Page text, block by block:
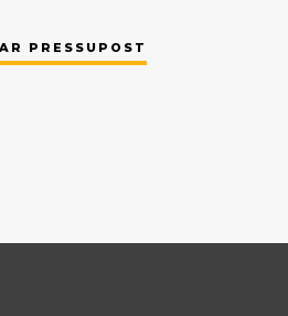
PRESSUPOST